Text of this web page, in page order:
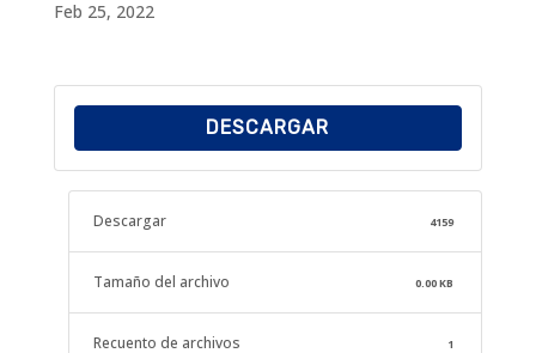
Feb 25, 2022
DESCARGAR
Descargar 4159
Tamaño del archivo 0.00 KB
Recuento de archivos 1